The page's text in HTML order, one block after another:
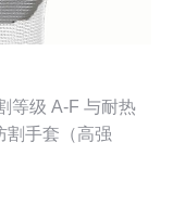
等级 A-F 与耐热
割手套（高强